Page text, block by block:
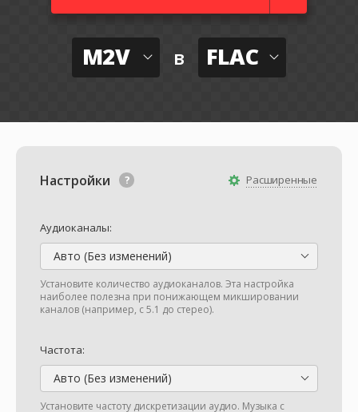
M2V в FLAC
Расширенные
Настройки
Аудиоканалы:
Авто (Без изменений)
Установите количество аудиоканалов. Эта настройка
наиболее полезна при понижающем микшировании
каналов (например, с 5.1 до стерео).
Частота:
Авто (Без изменений)
Установите частоту дискретизации аудио. Музыка с